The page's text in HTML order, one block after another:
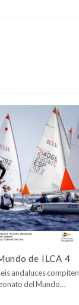
de ILCA 4
andaluces compiten
del Mundo…